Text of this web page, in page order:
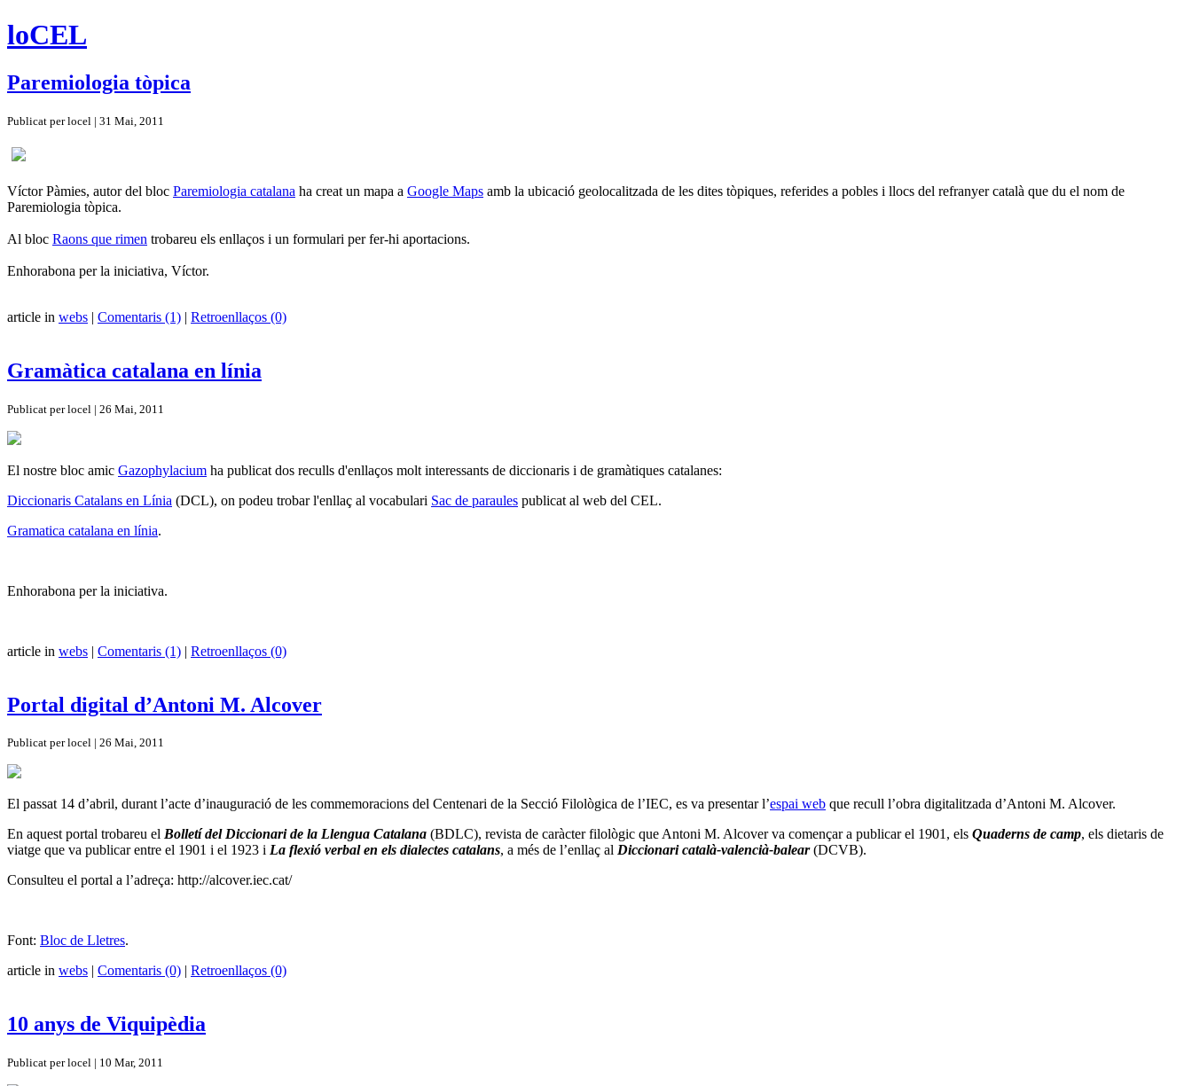
loCEL
Paremiologia tòpica
Publicat per locel | 31 Mai, 2011
Víctor Pàmies, autor del bloc Paremiologia catalana ha creat un mapa a Google Maps amb la ubicació geolocalitzada de les dites tòpiques, referides a pobles i llocs del refranyer català que du el nom de
Paremiologia tòpica.
Al bloc Raons que rimen trobareu els enllaços i un formulari per fer-hi aportacions.
Enhorabona per la iniciativa, Víctor.
article in webs | Comentaris (1) | Retroenllaços (0)
Gramàtica catalana en línia
Publicat per locel | 26 Mai, 2011
El nostre bloc amic Gazophylacium ha publicat dos reculls d'enllaços molt interessants de diccionaris i de gramàtiques catalanes:
Diccionaris Catalans en Línia (DCL), on podeu trobar l'enllaç al vocabulari Sac de paraules publicat al web del CEL.
Gramatica catalana en línia.
Enhorabona per la iniciativa.
article in webs | Comentaris (1) | Retroenllaços (0)
Portal digital d’Antoni M. Alcover
Publicat per locel | 26 Mai, 2011
El passat 14 d’abril, durant l’acte d’inauguració de les commemoracions del Centenari de la Secció Filològica de l’IEC, es va presentar l’espai web que recull l’obra digitalitzada d’Antoni M. Alcover.
En aquest portal trobareu el Bolletí del Diccionari de la Llengua Catalana (BDLC), revista de caràcter filològic que Antoni M. Alcover va començar a publicar el 1901, els Quaderns de camp, els dietaris de
viatge que va publicar entre el 1901 i el 1923 i La flexió verbal en els dialectes catalans, a més de l’enllaç al Diccionari català-valencià-balear(DCVB).
Consulteu el portal a l’adreça: http://alcover.iec.cat/
Font: Bloc de Lletres.
article in webs | Comentaris (0) | Retroenllaços (0)
10 anys de Viquipèdia
Publicat per locel | 10 Mar, 2011